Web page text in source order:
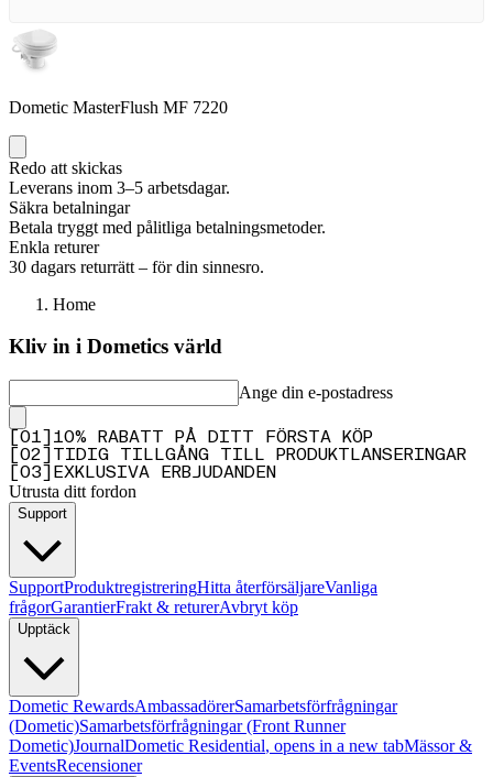
Dometic MasterFlush MF 7220
Redo att skickas
Leverans inom 3–5 arbetsdagar.
Säkra betalningar
Betala tryggt med pålitliga betalningsmetoder.
Enkla returer
30 dagars returrätt – för din sinnesro.
Home
Kliv in i Dometics värld
Ange din e-postadress
01
10% RABATT PÅ DITT FÖRSTA KÖP
02
TIDIG TILLGÅNG TILL PRODUKTLANSERINGAR
03 EXKLUSIVA ERBJUDANDEN
Utrusta ditt fordon
Support
SupportProduktregistreringHitta återförsäljareVanliga
frågorGarantierFrakt & returerAvbryt köp
Upptäck
Dometic RewardsAmbassadörerSamarbetsförfrågningar
(Dometic)Samarbetsförfrågningar (Front Runner
Dometic)JournalDometic Residential, opens in a new tabMässor &
EventsRecensioner